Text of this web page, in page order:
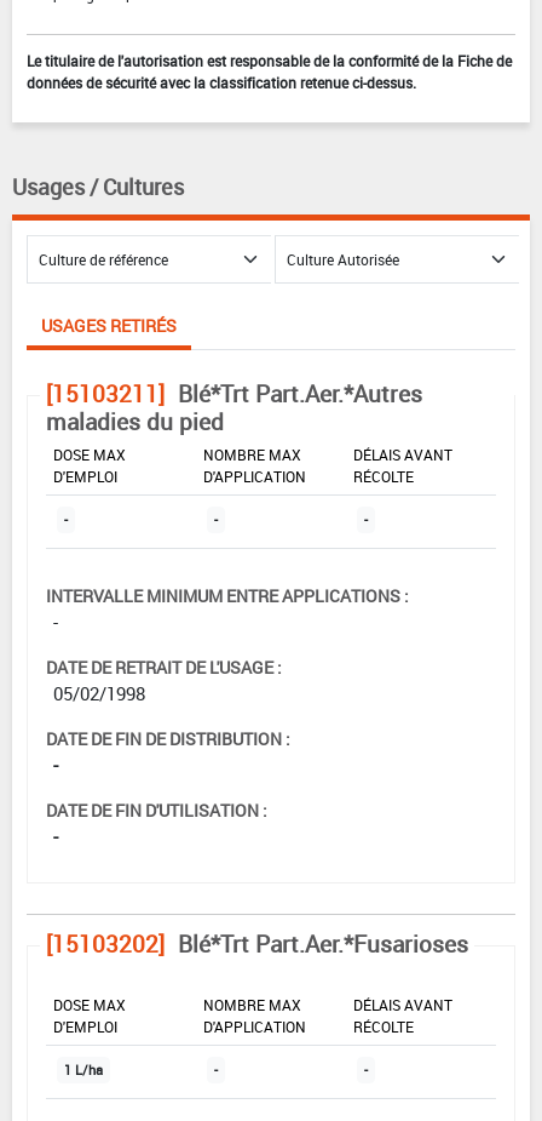
Le titulaire de l'autorisation est responsable de la conformité de la Fiche de
données de sécurité avec la classification retenue ci-dessus.
Usages / Cultures
USAGES RETIRÉS
[15103211] Blé*Trt Part.Aer.*Autres
maladies du pied
DOSE MAX
D'EMPLOI
NOMBRE MAX
D'APPLICATION
DÉLAIS AVANT
RÉCOLTE
- - -
INTERVALLE MINIMUM ENTRE APPLICATIONS :
-
DATE DE RETRAIT DE L'USAGE :
05/02/1998
DATE DE FIN DE DISTRIBUTION :
-
DATE DE FIN D'UTILISATION :
-
[15103202] Blé*Trt Part.Aer.*Fusarioses
DOSE MAX
D'EMPLOI
NOMBRE MAX
D'APPLICATION
DÉLAIS AVANT
RÉCOLTE
1 L/ha - -